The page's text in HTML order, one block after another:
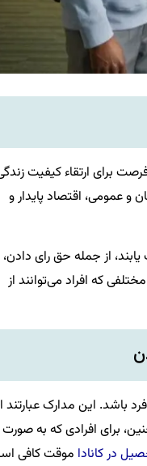
برای ارتقاء کیفیت
عمومی، اقتصاد پایدار و
از جمله حق رای دادن،
که افراد می‌توانند از
باشد. این مدارک عبارتند
برای افرادی که به صورت
در کانادا موقت کافی